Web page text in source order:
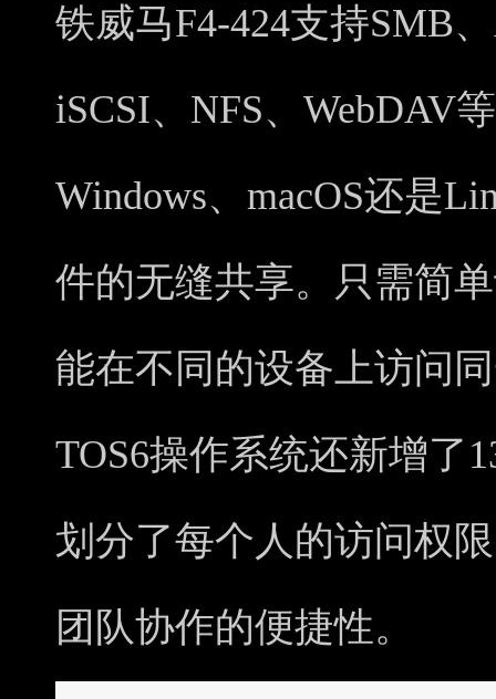
铁威马F4-424支持SMB
iSCSI、NFS、WebDAV
Windows、macOS还是
件的无缝共享。只需简
能在不同的设备上访问
TOS6操作系统还新增了
划分了每个人的访问权
团队协作的便捷性。